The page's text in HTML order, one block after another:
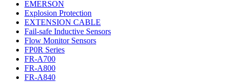
EMERSON
Explosion Protection
EXTENSION CABLE
Fail-safe Inductive Sensors
Flow Monitor Sensors
FP0R Series
FR-A700
FR-A800
FR-A840